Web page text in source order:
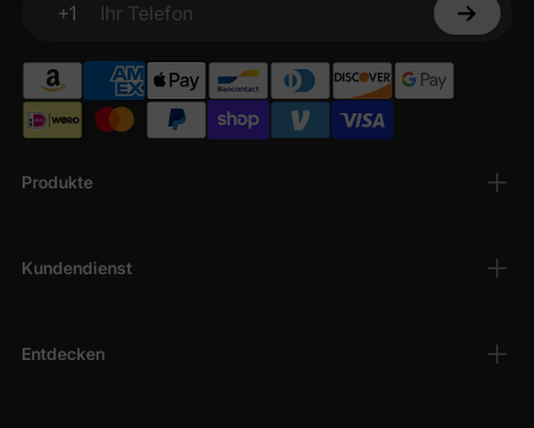
Produkte
Kundendienst
Entdecken
+1
Ihr Telefon